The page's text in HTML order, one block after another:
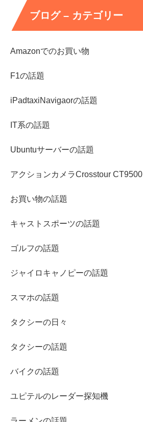
ブログ – カテゴリー
Amazonでのお買い物
F1の話題
iPadtaxiNavigaorの話題
IT系の話題
Ubuntuサーバーの話題
アクションカメラCrosstour CT9500
お買い物の話題
キャストスポーツの話題
ゴルフの話題
ジャイロキャノピーの話題
スマホの話題
タクシーの日々
タクシーの話題
バイクの話題
ユピテルのレーダー探知機